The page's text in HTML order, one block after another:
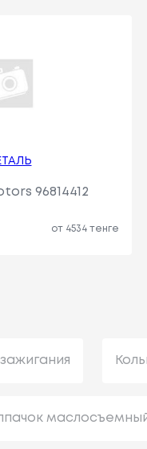
96814412
от 4534 тенге